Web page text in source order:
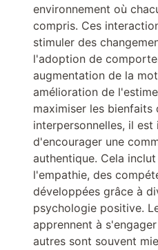
environnement où
compris. Ces
stimuler des
l'adoption de
augmentation de la
amélioration de
maximiser les bienfaits
interpersonnelles, il
d'encourager une
authentique. Cela
l'empathie, des
développées grâce à
psychologie positive.
apprennent à
autres sont souvent